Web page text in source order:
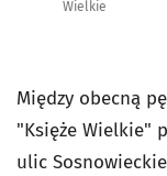
Wielkie
Między obecną
"Księże Wielkie"
ulic